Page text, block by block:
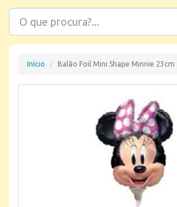
Início Balão Foil Mini Shape Minnie 23cm